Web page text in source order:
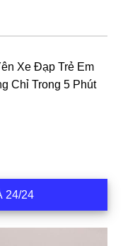
Xe Đạp Trẻ Em
Chỉ Trong 5 Phút
24/24